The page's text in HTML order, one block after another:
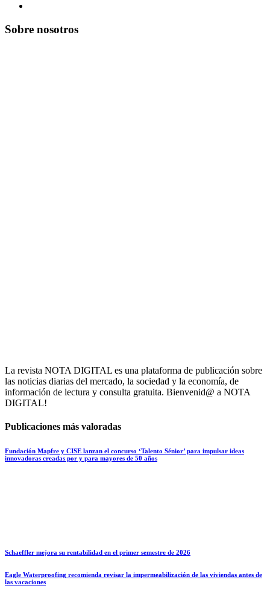
Sobre nosotros
La revista NOTA DIGITAL es una plataforma de publicación sobre
las noticias diarias del mercado, la sociedad y la economía, de
información de lectura y consulta gratuita. Bienvenid@ a NOTA
DIGITAL!
Publicaciones más valoradas
Fundación Mapfre y CISE lanzan el concurso ‘Talento Sénior’ para impulsar ideas
innovadoras creadas por y para mayores de 50 años
Schaeffler mejora su rentabilidad en el primer semestre de 2026
Eagle Waterproofing recomienda revisar la impermeabilización de las viviendas antes de
las vacaciones